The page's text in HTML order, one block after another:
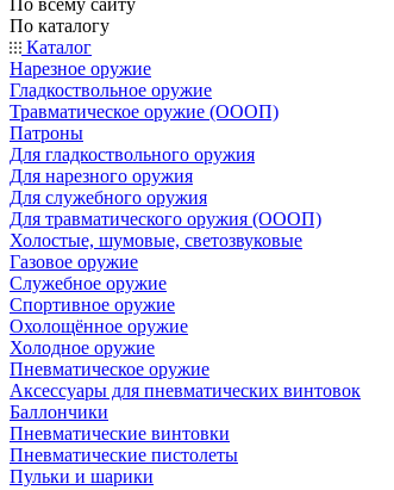
По всему сайту
По каталогу
Каталог
Нарезное оружие
Гладкоствольное оружие
Травматическое оружие (ОООП)
Патроны
Для гладкоствольного оружия
Для нарезного оружия
Для служебного оружия
Для травматического оружия (ОООП)
Холостые, шумовые, светозвуковые
Газовое оружие
Служебное оружие
Спортивное оружие
Охолощённое оружие
Холодное оружие
Пневматическое оружие
Аксессуары для пневматических винтовок
Баллончики
Пневматические винтовки
Пневматические пистолеты
Пульки и шарики